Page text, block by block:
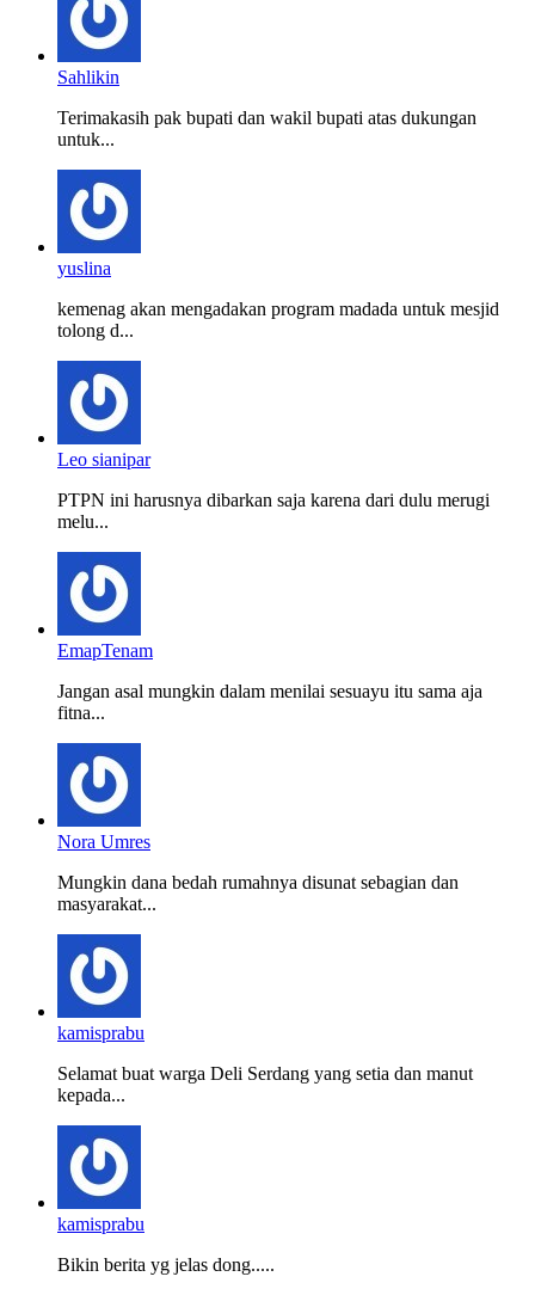
Sahlikin
Terimakasih pak bupati dan wakil bupati atas dukungan
untuk...
yuslina
kemenag akan mengadakan program madada untuk mesjid
tolong d...
Leo sianipar
PTPN ini harusnya dibarkan saja karena dari dulu merugi
melu...
EmapTenam
Jangan asal mungkin dalam menilai sesuayu itu sama aja
fitna...
Nora Umres
Mungkin dana bedah rumahnya disunat sebagian dan
masyarakat...
kamisprabu
Selamat buat warga Deli Serdang yang setia dan manut
kepada...
kamisprabu
Bikin berita yg jelas dong.....